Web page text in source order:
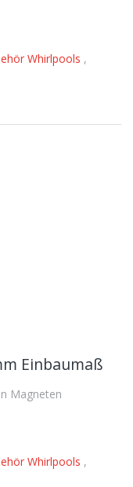
Whirlpools ,
Einbaumaß
Magneten
Whirlpools ,